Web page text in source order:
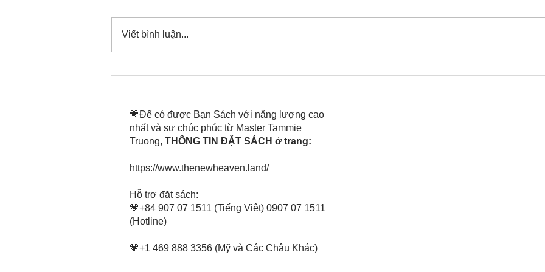
Cô Hoa Duong chia sẻ
Viết bình luận...
💗Để có được Bạn Sách với năng lượng cao
nhất và sự chúc phúc từ Master Tammie
Truong, THÔNG TIN ĐẶT SÁCH ở trang:
https://www.thenewheaven.land/
​Hỗ trợ đặt sách:
💗+84 907 07 1511 (Tiếng Việt) 0907 07 1511
(Hotline)
💗+1 469 888 3356 (Mỹ và Các Châu Khác)